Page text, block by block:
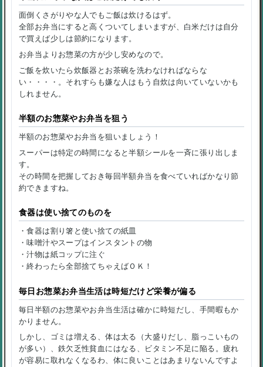
面倒くさがりやな人でもご飯は炊けるはず。
全部お弁当にすると高くついてしまいますが、白米だけは自分
で買えば少しは節約になります。
お弁当よりお惣菜の方が少し安めなので。
ご飯を炊いたら炊飯器とお茶碗を洗わなければならな
い・・・・。それすらも嫌な人はもう自炊は向いていないかも
しれません。
半額のお惣菜やお弁当を狙う
半額のお惣菜やお弁当を狙いましょう！
スーパーは特定の時間になると半額シールを一斉に張り出しま
す。
その時間を把握しておき毎回半額弁当を食べていればかなり節
約できますね。
食器は使い捨てのものを
・食器は割り箸と使い捨ての紙皿
・味噌汁やスープはインスタントの物
・汁物は紙コップに注ぐ
・終わったら全部捨てちゃえばＯＫ！
毎日お惣菜お弁当生活は時短だけど栄養が偏る
毎日半額のお惣菜やお弁当生活は確かに時短だし、手間暇もか
かりません。
しかし、ゴミは増える、体は太る（大盛りだし、脂っこいもの
が多い）、鉄欠乏性貧血にはなる、ビタミン不足に陥る。疲れ
が容易に取れなくなるわ、体に良いことはあまりないんですよ